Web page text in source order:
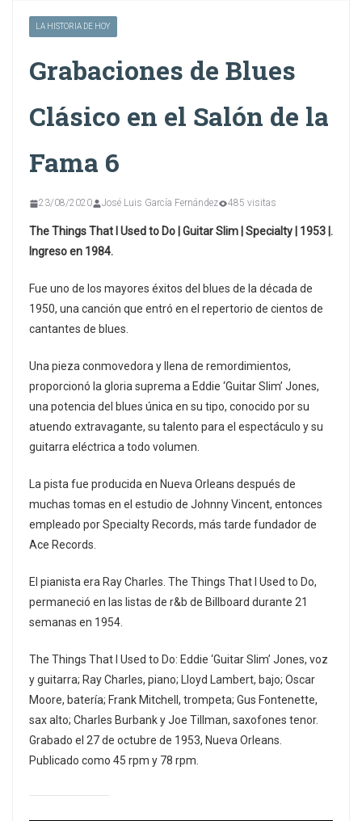
LA HISTORIA DE HOY
Grabaciones de Blues
Clásico en el Salón de la
Fama 6
23/08/2020 José Luis García Fernández 485 visitas
The Things That I Used to Do | Guitar Slim | Specialty | 1953 |.
Ingreso en 1984.
Fue uno de los mayores éxitos del blues de la década de
1950, una canción que entró en el repertorio de cientos de
cantantes de blues.
Una pieza conmovedora y llena de remordimientos,
proporcionó la gloria suprema a Eddie ‘Guitar Slim’ Jones,
una potencia del blues única en su tipo, conocido por su
atuendo extravagante, su talento para el espectáculo y su
guitarra eléctrica a todo volumen.
La pista fue producida en Nueva Orleans después de
muchas tomas en el estudio de Johnny Vincent, entonces
empleado por Specialty Records, más tarde fundador de
Ace Records.
El pianista era Ray Charles. The Things That I Used to Do,
permaneció en las listas de r&b de Billboard durante 21
semanas en 1954.
The Things That I Used to Do: Eddie ‘Guitar Slim’ Jones, voz
y guitarra; Ray Charles, piano; Lloyd Lambert, bajo; Oscar
Moore, batería; Frank Mitchell, trompeta; Gus Fontenette,
sax alto; Charles Burbank y Joe Tillman, saxofones tenor.
Grabado el 27 de octubre de 1953, Nueva Orleans.
Publicado como 45 rpm y 78 rpm.